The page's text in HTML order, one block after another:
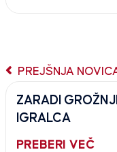
PREJŠNJA
ZARADI
IGRALCA
PREBERI VEČ